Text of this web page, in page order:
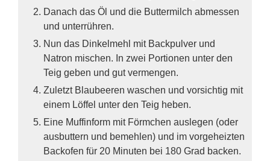
Danach das Öl und die Buttermilch abmessen
und unterrühren.
Nun das Dinkelmehl mit Backpulver und
Natron mischen. In zwei Portionen unter den
Teig geben und gut vermengen.
Zuletzt Blaubeeren waschen und vorsichtig mit
einem Löffel unter den Teig heben.
Eine Muffinform mit Förmchen auslegen (oder
ausbuttern und bemehlen) und im vorgeheizten
Backofen für 20 Minuten bei 180 Grad backen.